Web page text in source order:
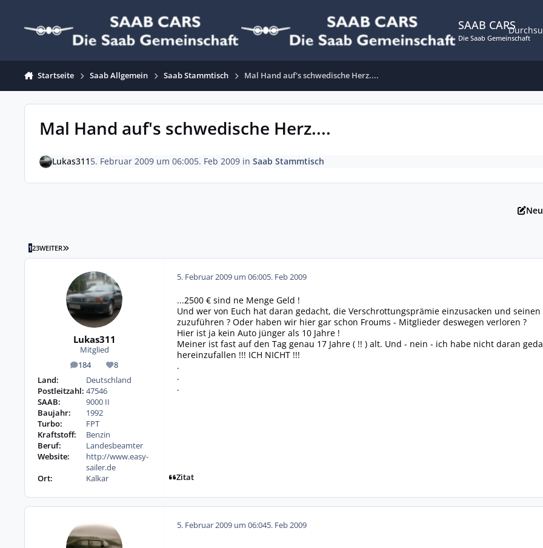
SAAB CARS
Die Saab Gemeinschaft
Startseite Saab Allgemein Saab Stammtisch Mal Hand auf's schwedische Herz....
Mal Hand auf's schwedische Herz....
Lukas3115. Februar 2009 um 06:005. Feb 2009in Saab Stammtisch
123WEITER LETZTE SEITE
Lukas311
Mitglied
184
Beiträge 8
Reputation
Land:
Deutschland
Postleitzahl: 47546
SAAB:
9000 II
Baujahr:
1992
Turbo:
FPT
Kraftstoff:
Benzin
Beruf:
Landesbeamter
Website:
http://www.easy-
sailer.de
Ort:
Kalkar
5. Februar 2009 um 06:005. Feb 2009
...2500 € sind ne Menge Geld !
Und wer von Euch hat daran gedacht, die Verschrottungsprämie einzusacken und
zuzuführen ? Oder haben wir hier gar schon Froums - Mitglieder deswegen verloren ?
Hier ist ja kein Auto jünger als 10 Jahre !
Meiner ist fast auf den Tag genau 17 Jahre ( !! ) alt. Und - nein - ich habe nicht daran
hereinzufallen !!! ICH NICHT !!!
.
.
.
Zitat
5. Februar 2009 um 06:045. Feb 2009